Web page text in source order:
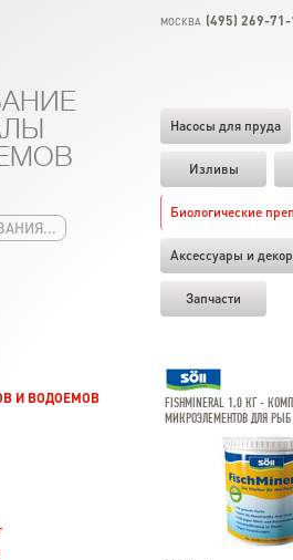
МОСКВА (495) 269-
Насосы для пруда
Изливы
Биологические
Аксессуары и декор
Запчасти
FISHMINERAL 1,0 КГ -
МИКРОЭЛЕМЕНТОВ ДЛЯ РЫБ
И ВОДОЕМОВ